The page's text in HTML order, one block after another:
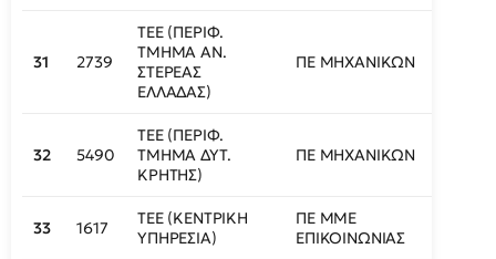
31 2739
ΤΕΕ (ΠΕΡΙΦ.
ΤΜΗΜΑ ΑΝ.
ΣΤΕΡΕΑΣ
ΕΛΛΑΔΑΣ)
ΠΕ ΜΗΧΑΝΙΚΩΝ
32 5490
ΤΕΕ (ΠΕΡΙΦ.
ΤΜΗΜΑ ΔΥΤ.
ΚΡΗΤΗΣ)
ΠΕ ΜΗΧΑΝΙΚΩΝ
33 1617
ΤΕΕ (ΚΕΝΤΡΙΚΗ
ΥΠΗΡΕΣΙΑ)
ΠΕ ΜΜΕ
ΕΠΙΚΟΙΝΩΝΙΑΣ